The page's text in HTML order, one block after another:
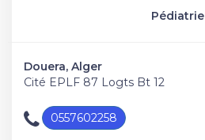
Pédiatrie
Douera, Alger
Cité EPLF 87 Logts Bt 12
0557602258